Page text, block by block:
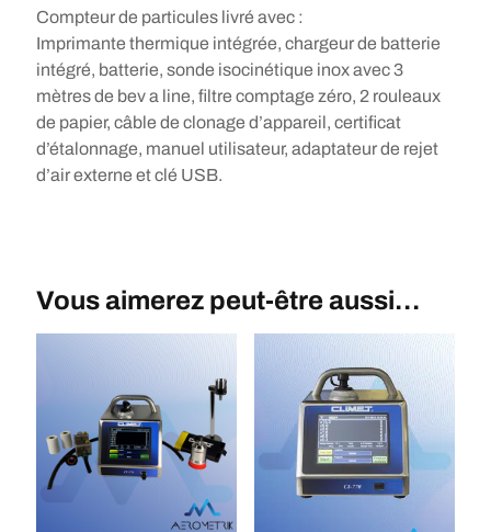
Compteur de particules livré avec :
Imprimante thermique intégrée, chargeur de batterie
intégré, batterie, sonde isocinétique inox avec 3
mètres de bev a line, filtre comptage zéro, 2 rouleaux
de papier, câble de clonage d’appareil, certificat
d’étalonnage, manuel utilisateur, adaptateur de rejet
d’air externe et clé USB.
Vous aimerez peut-être aussi…